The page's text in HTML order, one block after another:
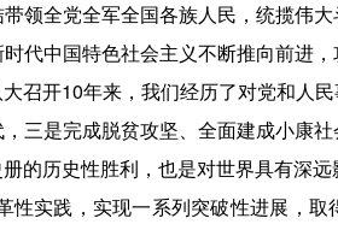
领全党全军全国各族人民，统揽伟
代中国特色社会主义不断推向前进
召开10年来，我们经历了对党和人
三是完成脱贫攻坚、全面建成小康
的历史性胜利，也是对世界具有深
实践，实现一系列突破性进展，